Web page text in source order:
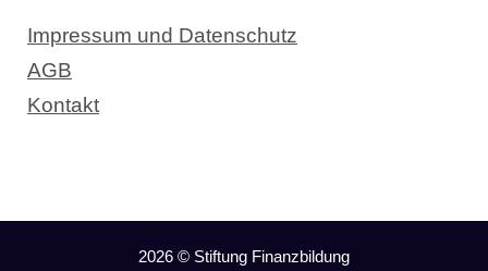
Impressum und Datenschutz
AGB
Kontakt
2026 © Stiftung Finanzbildung